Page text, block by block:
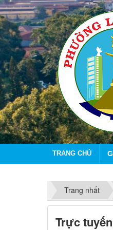
TRANG CHỦ
Trang nhất
Trực